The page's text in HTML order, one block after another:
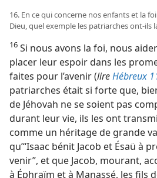
16. En ce qui concerne nos enfants et la
Dieu, quel exemple les patriarches ont-​ils
16 Si nous avons la foi, nous
placer leur espoir dans les
faites pour l’avenir (lireHébreux
patriarches était si forte que,
de Jéhovah ne se soient pas
durant leur vie, ils les ont
comme un héritage de grande
qu’“Isaac bénit Jacob et Ésaü à
venir”, et que Jacob, mourant,
à Éphraïm et à Manassé, les fils